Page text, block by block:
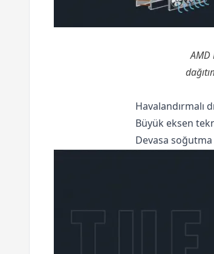
AMD
Havalandırmalı
Büyük eksen
Devasa soğutma